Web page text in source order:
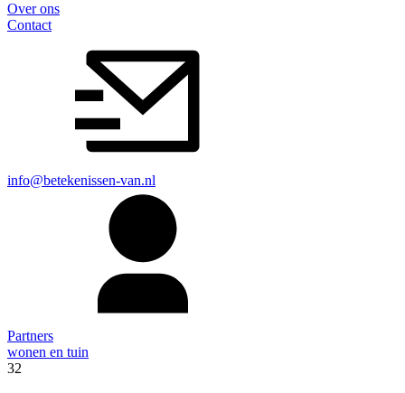
Over ons
Contact
info@betekenissen-van.nl
Partners
wonen en tuin
32